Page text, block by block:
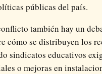
públicas del país.
también hay un
cómo se distribuyen los
sindicatos educativos
o mejoras en